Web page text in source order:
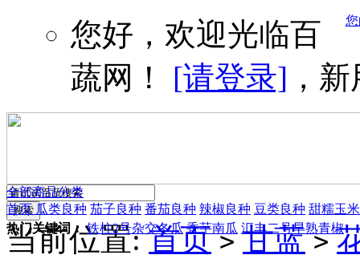
您好，欢迎光临百
蔬网！ [请登录] ，
热门关键词： 铁柱2号杂交冬瓜 香芋南瓜 汇丰二号早熟青椒
全部商品分类
首页 瓜类良种 茄子良种 番茄良种 辣椒良种 豆类良种 甜糯玉米
当前位置:首页 > 甘蓝 >